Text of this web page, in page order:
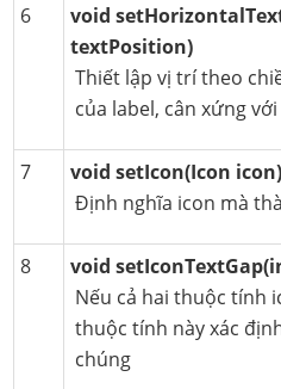
6
void
textPosition)
Thiết lập vị trí theo
của label, cân xứng
7
void setIcon(Icon icon)
Định nghĩa icon mà
8
void
Nếu cả hai thuộc tính
thuộc tính này xác
chúng